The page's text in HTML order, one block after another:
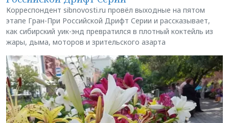
Корреспондент sibnovosti.ru провёл выходные на пятом
этапе Гран-При Российской Дрифт Серии и рассказывает,
как сибирский уик-энд превратился в плотный коктейль из
жары, дыма, моторов и зрительского азарта